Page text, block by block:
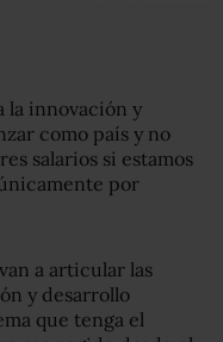
la innovación y
como país y no
salarios si estamos
por
a articular las
y desarrollo
que tenga el